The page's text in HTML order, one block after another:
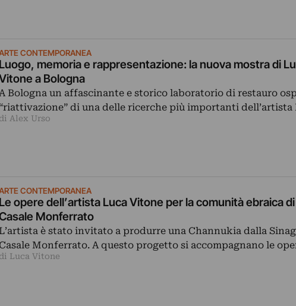
CONTEMPORANEA
Luogo, memoria e rappresentazione: la nuova mostra di
a Bologna
Bologna un affascinante e storico laboratorio di restauro
“riattivazione” di una delle ricerche più importanti dell’artista
di Alex Urso
CONTEMPORANEA
Le opere dell’artista Luca Vitone per la comunità ebraica di
Monferrato
L’artista è stato invitato a produrre una Channukia dalla
Casale Monferrato. A questo progetto si accompagnano le
di Luca Vitone